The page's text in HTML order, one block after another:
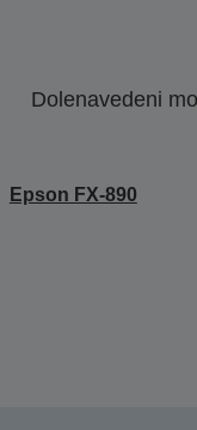
Dolenavedeni
Epson FX-890